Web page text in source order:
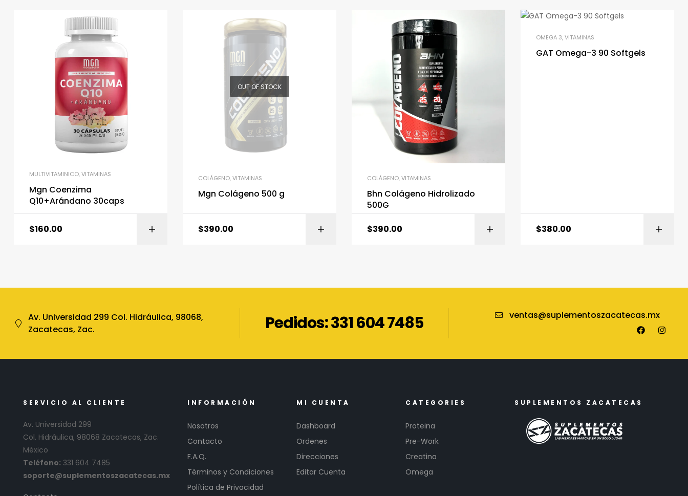
MULTIVITAMINICO,VITAMINAS
Mgn Coenzima
Q10+Arándano 30caps
$160.00 AÑADIR AL CARRITO
OUT OF STOCK
COLÁGENO,VITAMINAS
Mgn Colágeno 500 g
$390.00
COLÁGENO,VITAMINAS
Bhn Colágeno Hidrolizado
500G
$390.00 AÑADIR AL CARRITO
OMEGA 3,VITAMINAS
GAT Omega-3 90 Softgels
$380.00
Av. Universidad 299 Col. Hidráulica, 98068,
Zacatecas, Zac.
Pedidos: 331 604 7485 ventas@suplementoszacatecas.mx
SERVICIO AL CLIENTE
Av. Universidad 299
Col. Hidráulica, 98068 Zacatecas, Zac.
México
Teléfono: 331 604 7485
soporte@suplementoszacatecas.mx
INFORMACIÓN
Nosotros
Contacto
F.A.Q.
Términos y Condiciones
Política de Privacidad
MI CUENTA
Dashboard
Ordenes
Direcciones
Editar Cuenta
CATEGORIES
Proteina
Pre-Work
Creatina
Omega
SUPLEMENTOS ZACATECAS